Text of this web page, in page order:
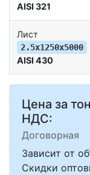
AISI 321
Лист
2.5х1250х5000
AISI 430
Цена за
НДС:
Договорная
Зависит от
Скидки